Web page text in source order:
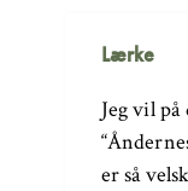
Lærke
Jeg vil
er så